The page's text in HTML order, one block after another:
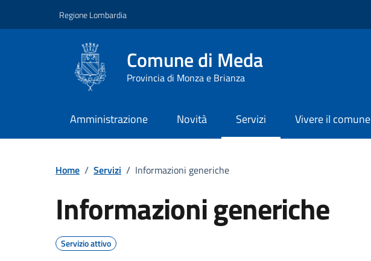
Regione Lombardia
Comune di Meda
Provincia di Monza e Brianza
Amministrazione Novità Servizi Vivere il comune
Home / Servizi / Informazioni generiche
Informazioni generiche
Servizio attivo